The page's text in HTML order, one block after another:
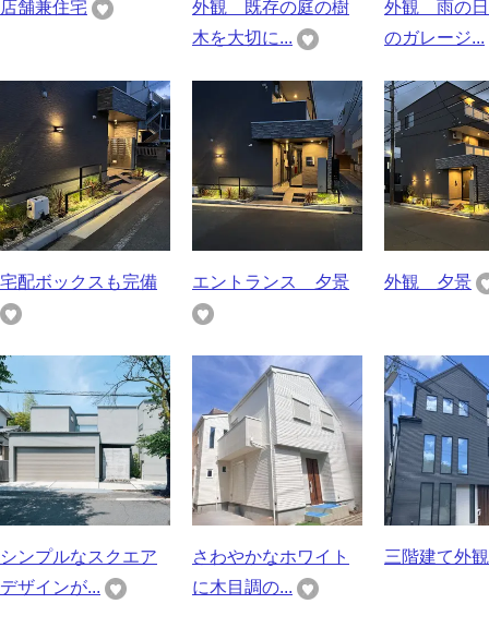
店舗兼住宅
外観 既存の庭の樹
木を大切に...
外観 雨の日
のガレージ...
宅配ボックスも完備 エントランス 夕景 外観 夕景
シンプルなスクエア
デザインが...
さわやかなホワイト
に木目調の...
三階建て外観